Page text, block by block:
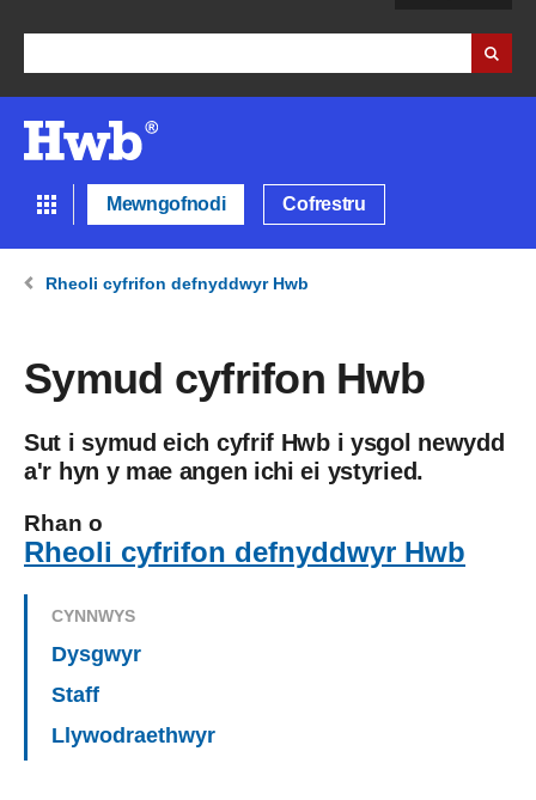
Mewngofnodi Cofrestru
Rheoli cyfrifon defnyddwyr Hwb
Symud cyfrifon Hwb
Sut i symud eich cyfrif Hwb i ysgol newydd
a'r hyn y mae angen ichi ei ystyried.
Rhan o
Rheoli cyfrifon defnyddwyr Hwb
CYNNWYS
Dysgwyr
Staff
Llywodraethwyr